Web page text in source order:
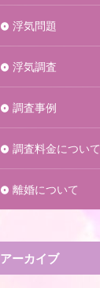
浮気問題
浮気調査
調査事例
調査料金について
離婚について
アーカイブ